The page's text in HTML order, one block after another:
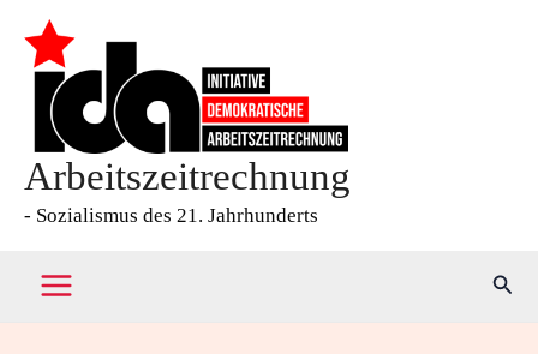
Inhalt
springen
Arbeitszeitrechnung
- Sozialismus des 21. Jahrhunderts